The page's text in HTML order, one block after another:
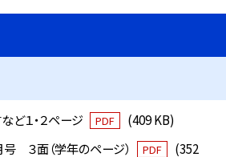
１・２ページ PDF
(409 KB)
３面（学年のページ）
PDF
(352